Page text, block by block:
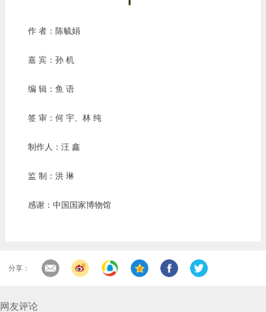
作 者：陈毓娟
嘉 宾：孙 机
编 辑：鱼 语
签 审：何 宇、林 纯
制作人：汪 鑫
监 制：洪 琳
感谢：中国国家博物馆
分享：
网友评论